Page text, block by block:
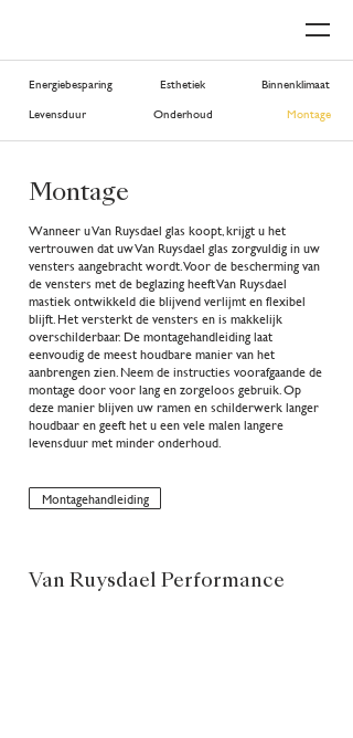
Energiebesparing
Levensduur
Esthetiek
Onderhoud
Binnenklimaat
Montage
Montage
Wanneer u Van Ruysdael glas koopt, krijgt u het
vertrouwen dat uw Van Ruysdael glas zorgvuldig in uw
vensters aangebracht wordt. Voor de bescherming van
de vensters met de beglazing heeft Van Ruysdael
mastiek ontwikkeld die blijvend verlijmt en flexibel
blijft. Het versterkt de vensters en is makkelijk
overschilderbaar. De montagehandleiding laat
eenvoudig de meest houdbare manier van het
aanbrengen zien. Neem de instructies voorafgaande de
montage door voor lang en zorgeloos gebruik. Op
deze manier blijven uw ramen en schilderwerk langer
houdbaar en geeft het u een vele malen langere
levensduur met minder onderhoud.
Montagehandleiding
Van Ruysdael Performance